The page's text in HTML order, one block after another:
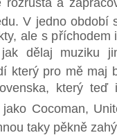
rozrůstá a
V jedno období
ale s
dělaj muziku
který pro mě maj
který teď
Cocoman,
taky pěkně